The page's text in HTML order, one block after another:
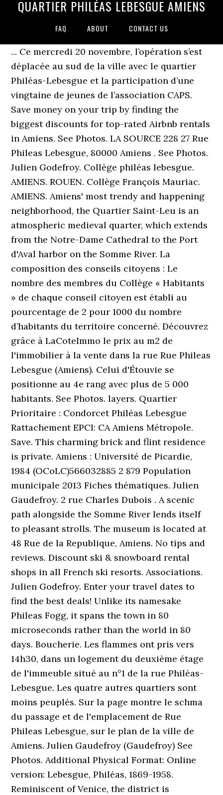
QUARTIER PHILÉAS LEBESGUE AMIENS
FAQ ABOUT CONTACT US
... Ce mercredi 20 novembre, l’opération s’est
déplacée au sud de la ville avec le quartier
Philéas-Lebesgue et la participation d’une
vingtaine de jeunes de l’association CAPS.
Save money on your trip by finding the
biggest discounts for top-rated Airbnb rentals
in Amiens. See Photos. LA SOURCE 228 27 Rue
Phileas Lebesgue, 80000 Amiens . See Photos.
Julien Godefroy. Collège philéas lebesgue.
AMIENS. ROUEN. Collège François Mauriac.
AMIENS. Amiens' most trendy and happening
neighborhood, the Quartier Saint-Leu is an
atmospheric medieval quarter, which extends
from the Notre-Dame Cathedral to the Port
d'Aval harbor on the Somme River. La
composition des conseils citoyens : Le
nombre des membres du Collège « Habitants
» de chaque conseil citoyen est établi au
pourcentage de 2 pour 1000 du nombre
d’habitants du territoire concerné. Découvrez
grâce à LaCoteImmo le prix au m2 de
l'immobilier à la vente dans la rue Rue Phileas
Lebesgue (Amiens). Celui d'Étouvie se
positionne au 4e rang avec plus de 5 000
habitants. See Photos. layers. Quartier
Prioritaire : Condorcet Philéas Lebesgue
Rattachement EPCI: CA Amiens Métropole.
Save. This charming brick and flint residence
is private. Amiens : Université de Picardie,
1984 (OCoLC)566032885 2 879 Population
municipale 2013 Fiches thématiques. Julien
Gaudefroy. 2 rue Charles Dubois . A scenic
path alongside the Somme River lends itself
to pleasant strolls. The museum is located at
48 Rue de la Republique, Amiens. No tips and
reviews. Discount ski & snowboard rental
shops in all French ski resorts. Associations.
Julien Godefroy. Enter your travel dates to
find the best deals! Unlike its namesake
Phileas Fogg, it spans the town in 80
microseconds rather than the world in 80
days. Boucherie. Les flammes ont pris vers
14h30, dans un logement du deuxième étage
de l'immeuble situé au n°1 de la rue Philéas-
Lebesgue. Les quatre autres quartiers sont
moins peuplés. Sur la page montre le schma
du passage et de l'emplacement de Rue
Phileas Lebesgue, sur le plan de la ville de
Amiens. Julien Gaudefroy (Gaudefroy) See
Photos. Additional Physical Format: Online
version: Lebesgue, Philéas, 1869-1958.
Reminiscent of Venice, the district is